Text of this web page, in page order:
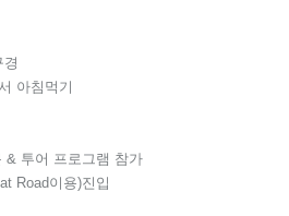
아침먹기
& 투어 프로그램 참가
Road이용)진입